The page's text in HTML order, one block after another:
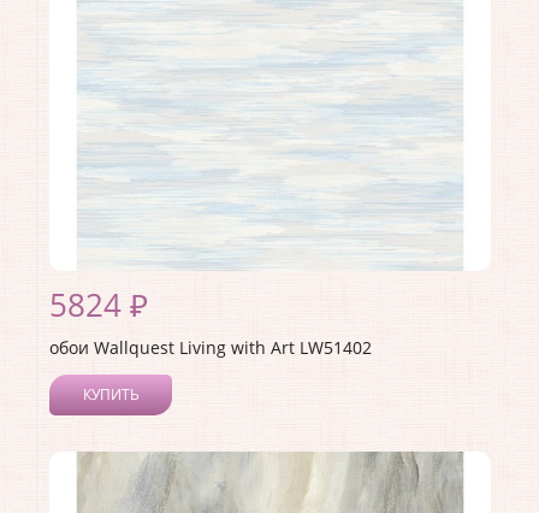
Материал основы:
Раппорт: 53
5824 ₽
обои Wallquest Living with Art LW51402
КУПИТЬ
Коллекция:Living with Art
Длина рулона:
8.23
Ширина рулона:
0.68